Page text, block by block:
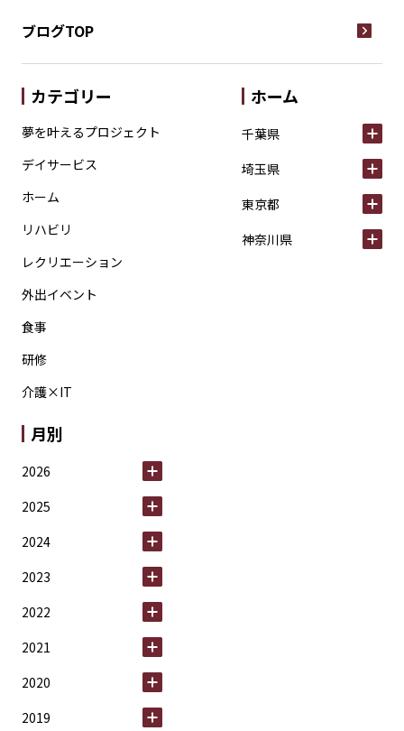
ブログTOP
カテゴリー
夢を叶えるプロジェクト
デイサービス
ホーム
リハビリ
レクリエーション
外出イベント
食事
研修
介護×IT
ホーム
千葉県
埼玉県
東京都
神奈川県
月別
2026
2025
2024
2023
2022
2021
2020
2019